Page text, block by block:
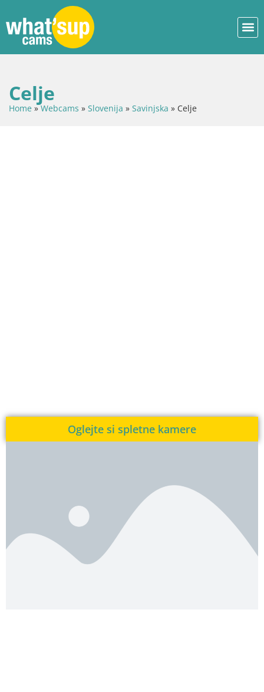
Celje
Home »Webcams » Slovenija » Savinjska » Celje
Oglejte si spletne kamere